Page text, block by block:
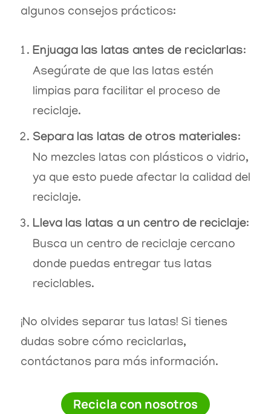
algunos consejos prácticos:
Enjuaga las latas antes de reciclarlas:
Asegúrate de que las latas estén
limpias para facilitar el proceso de
reciclaje.
Separa las latas de otros materiales:
No mezcles latas con plásticos o vidrio,
ya que esto puede afectar la calidad del
reciclaje.
Lleva las latas a un centro de reciclaje:
Busca un centro de reciclaje cercano
donde puedas entregar tus latas
reciclables.
¡No olvides separar tus latas! Si tienes
dudas sobre cómo reciclarlas,
contáctanos para más información.
Recicla con nosotros